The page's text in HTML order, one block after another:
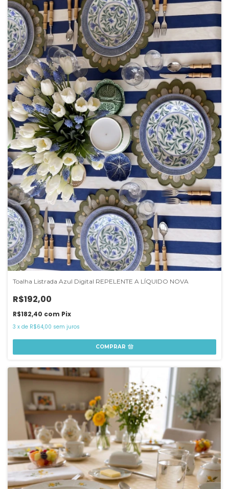
Toalha Listrada Azul Digital REPELENTE A LÍQUIDO NOVA
R$192,00
R$182,40 com Pix
3 x de R$64,00 sem juros
COMPRAR